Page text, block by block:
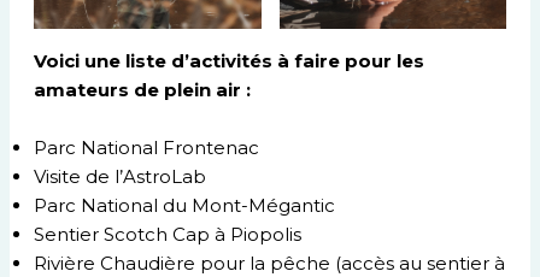
Voici une liste d’activités à faire pour les
amateurs de plein air :
Parc National Frontenac
Visite de l’AstroLab
Parc National du Mont-Mégantic
Sentier Scotch Cap à Piopolis
Rivière Chaudière pour la pêche (accès au sentier à